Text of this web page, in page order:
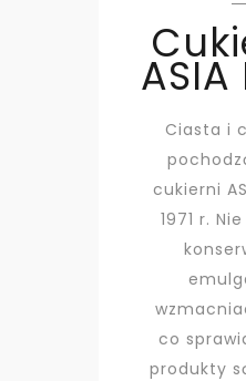
ASIA
Ciasta i
cukierni
1971 r.
co
produkty